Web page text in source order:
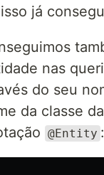
já
nas
do seu
da classe
@Entity :